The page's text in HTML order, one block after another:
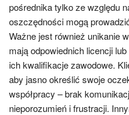
pośrednika tylko ze względu
oszczędności mogą
Ważne jest również unikanie
mają odpowiednich licencji
ich kwalifikacje zawodowe.
aby jasno określić swoje
współpracy – brak
nieporozumień i frustracji.